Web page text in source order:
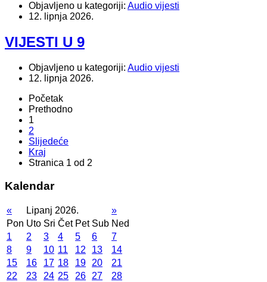
Objavljeno u kategoriji: Audio vijesti
12. lipnja 2026.
VIJESTI U 9
Objavljeno u kategoriji: Audio vijesti
12. lipnja 2026.
Početak
Prethodno
1
2
Slijedeće
Kraj
Stranica 1 od 2
Kalendar
« Lipanj 2026.
»
Pon Uto Sri Čet Pet Sub Ned
1
2 3 4 5 6
7
8
9 10 11 12 13
14
15
16 17 18 19 20
21
22
23 24 25 26 27
28